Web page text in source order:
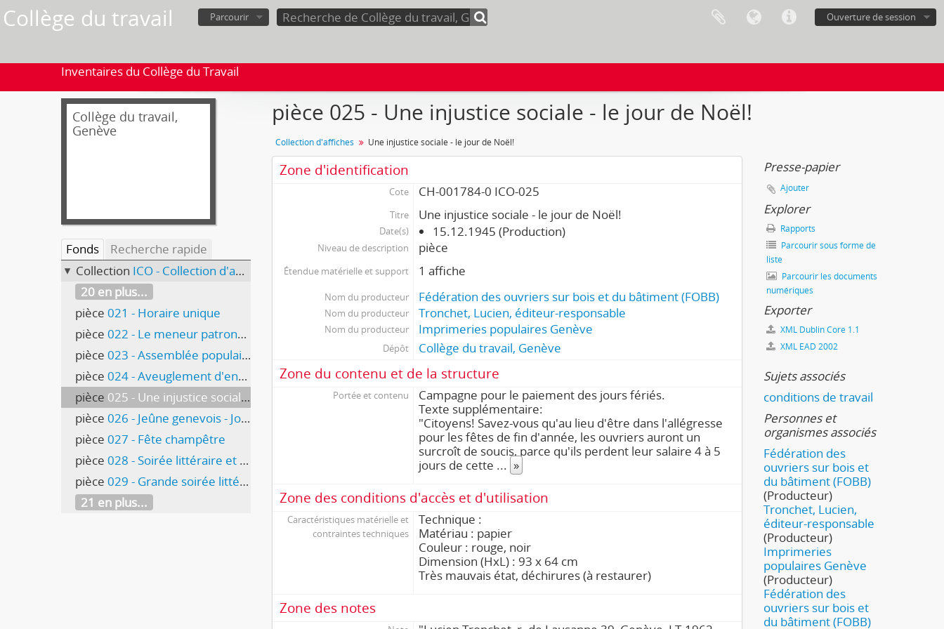
Collège du travail Ouverture de session
Parcourir
Inventaires du Collège du Travail
Collège du travail,
Genève
Fonds
Recherche rapide
Collection ICO - Collection d'affiches
20 en plus...
pièce 021 - Horaire unique
pièce 022 - Le meneur patronal A. Blanchet
pièce 023 - Assemblée populaire et contradictoire - Lucien Tronchet, Adrien Buffat
pièce 024 - Aveuglement d'entrepreneurs - Les ouvriers se défendent
pièce 025 - Une injustice sociale - le jour de Noël!
pièce 026 - Jeûne genevois - Jour férié = jour de misère
pièce 027 - Fête champêtre
pièce 028 - Soirée littéraire et dansante
pièce 029 - Grande soirée littéraire et dansante
21 en plus...
pièce 025 - Une injustice sociale - le jour de Noël!
Collection d'affiches Une injustice sociale - le jour de Noël!
Zone d'identification
Cote CH-001784-0 ICO-025
Titre Une injustice sociale - le jour de Noël!
Date(s) 15.12.1945 (Production)
Niveau de description pièce
Étendue matérielle et support 1 affiche
Nom du producteur Fédération des ouvriers sur bois et du bâtiment (FOBB)
Nom du producteur Tronchet, Lucien, éditeur-responsable
Nom du producteur Imprimeries populaires Genève
Dépôt Collège du travail, Genève
Zone du contenu et de la structure
Portée et contenu
Campagne pour le paiement des jours fériés.
Texte supplémentaire:
"Citoyens! Savez-vous qu'au lieu d'être dans l'allégresse
pour les fêtes de fin d'année, les ouvriers auront un
surcroît de soucis, parce qu'ils perdent leur salaire 4 à 5
jours de cette ... »
Zone des conditions d'accès et d'utilisation
Caractéristiques matérielle et
contraintes techniques
Technique :
Matériau : papier
Couleur : rouge, noir
Dimension (HxL) : 93 x 64 cm
Très mauvais état, déchirures (à restaurer)
Zone des notes
Presse-papier
Ajouter
Explorer
Rapports
Parcourir sous forme de
liste
Parcourir les documents
numériques
Exporter
XML Dublin Core 1.1
XML EAD 2002
Sujets associés
conditions de travail
Personnes et
organismes associés
Fédération des
ouvriers sur bois et
du bâtiment (FOBB)
(Producteur)
Tronchet, Lucien,
éditeur-responsable
(Producteur)
Imprimeries
populaires Genève
(Producteur)
Fédération des
ouvriers sur bois et
du bâtiment (FOBB)